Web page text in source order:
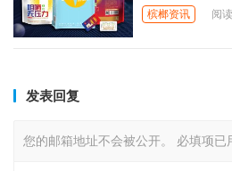
槟榔资讯 阅读
发表回复
您的邮箱地址不会被公开。 必填项已